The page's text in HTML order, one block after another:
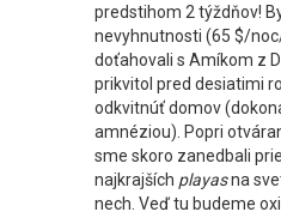
predstihom 2 týždňov!
nevyhnutnosti (65 $/
doťahovali s Amíkom z
prikvitol pred desiatimi
odkvitnúť domov
amnéziou). Popri
sme skoro zanedbali
najkrajších playasna
nech. Veď tu budeme